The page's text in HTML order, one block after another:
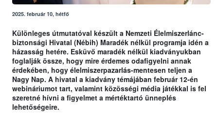
2025. február 10, hétfő
Különleges útmutatóval készült a Nemzeti Élelmiszerlánc-
biztonsági Hivatal (Nébih) Maradék nélkül programja idén a
házasság hetére. Esküvő maradék nélkül kiadványukban
foglalják össze, hogy mire érdemes odafigyelni annak
érdekében, hogy élelmiszerpazarlás-mentesen teljen a
Nagy Nap. A hivatal a kiadvány témájában február 12-én
webináriumot tart, valamint közösségi média játékkal is fel
szeretné hívni a figyelmet a mértéktartó ünneplés
lehetőségeire.